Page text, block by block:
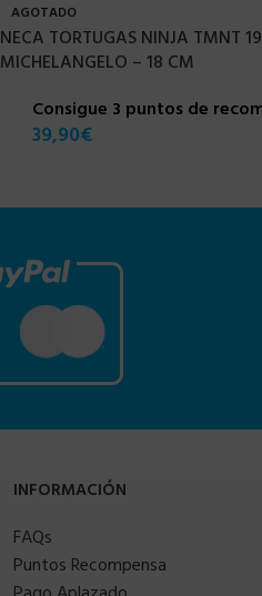
AGOTADO
NECA TORTUGAS NINJA TMNT
MICHELANGELO – 18 CM
Consigue 3 puntos de
39,90€
INFORMACIÓN
FAQs
Puntos Recompensa